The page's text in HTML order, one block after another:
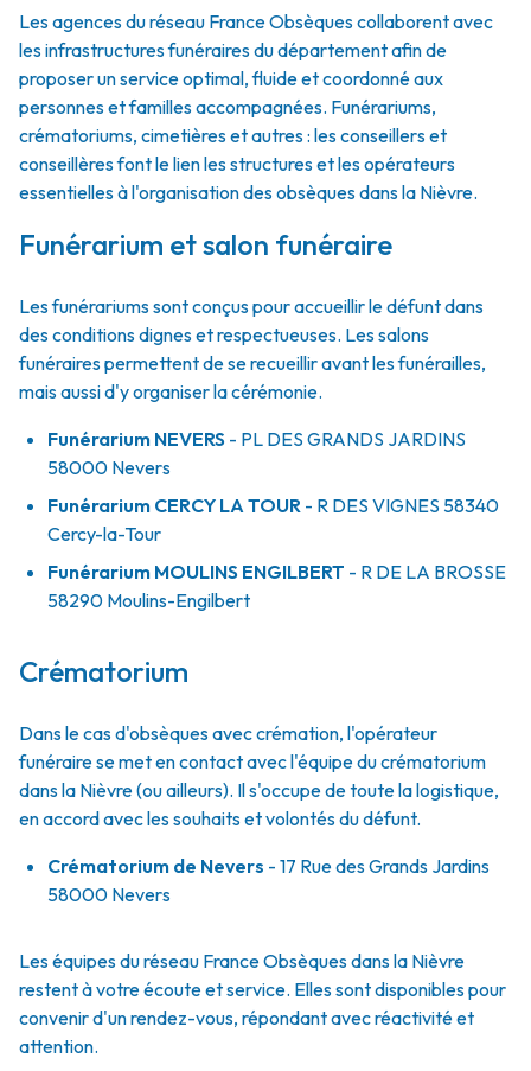
Les agences du réseau France Obsèques collaborent avec
les infrastructures funéraires du département afin de
proposer un service optimal, fluide et coordonné aux
personnes et familles accompagnées. Funérariums,
crématoriums, cimetières et autres : les conseillers et
conseillères font le lien les structures et les opérateurs
essentielles à l'organisation des obsèques dans la Nièvre.
Funérarium et salon funéraire
Les funérariums sont conçus pour accueillir le défunt dans
des conditions dignes et respectueuses. Les salons
funéraires permettent de se recueillir avant les funérailles,
mais aussi d'y organiser la cérémonie.
Funérarium NEVERS - PL DES GRANDS JARDINS
58000 Nevers
Funérarium CERCY LA TOUR - R DES VIGNES 58340
Cercy-la-Tour
Funérarium MOULINS ENGILBERT - R DE LA BROSSE
58290 Moulins-Engilbert
Crématorium
Dans le cas d'obsèques avec crémation, l'opérateur
funéraire se met en contact avec l'équipe du crématorium
dans la Nièvre (ou ailleurs). Il s'occupe de toute la logistique,
en accord avec les souhaits et volontés du défunt.
Crématorium de Nevers - 17 Rue des Grands Jardins
58000 Nevers
Les équipes du réseau France Obsèques dans la Nièvre
restent à votre écoute et service. Elles sont disponibles pour
convenir d'un rendez-vous, répondant avec réactivité et
attention.